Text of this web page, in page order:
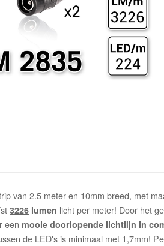
van 2.5 meter en 10mm breed, met
3226 lumen licht per meter! Door het
een mooie doorlopende lichtlijn in
de LED's is minimaal met 1,7mm!